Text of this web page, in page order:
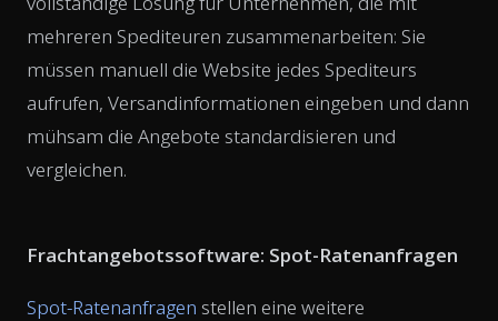
mehreren Spediteuren zusammenarbeiten: Sie
müssen manuell die Website jedes Spediteurs
aufrufen, Versandinformationen eingeben und dann
mühsam die Angebote standardisieren und
vergleichen.
Frachtangebotssoftware: Spot-Ratenanfragen
Spot-Ratenanfragen stellen eine weitere